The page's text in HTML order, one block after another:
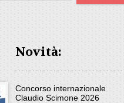
Novità:
Concorso internazionale
Claudio Scimone 2026